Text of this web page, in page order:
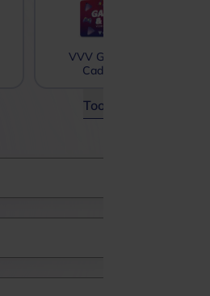
VVV Game & Play
Cadeaukaart
Toon meer opties